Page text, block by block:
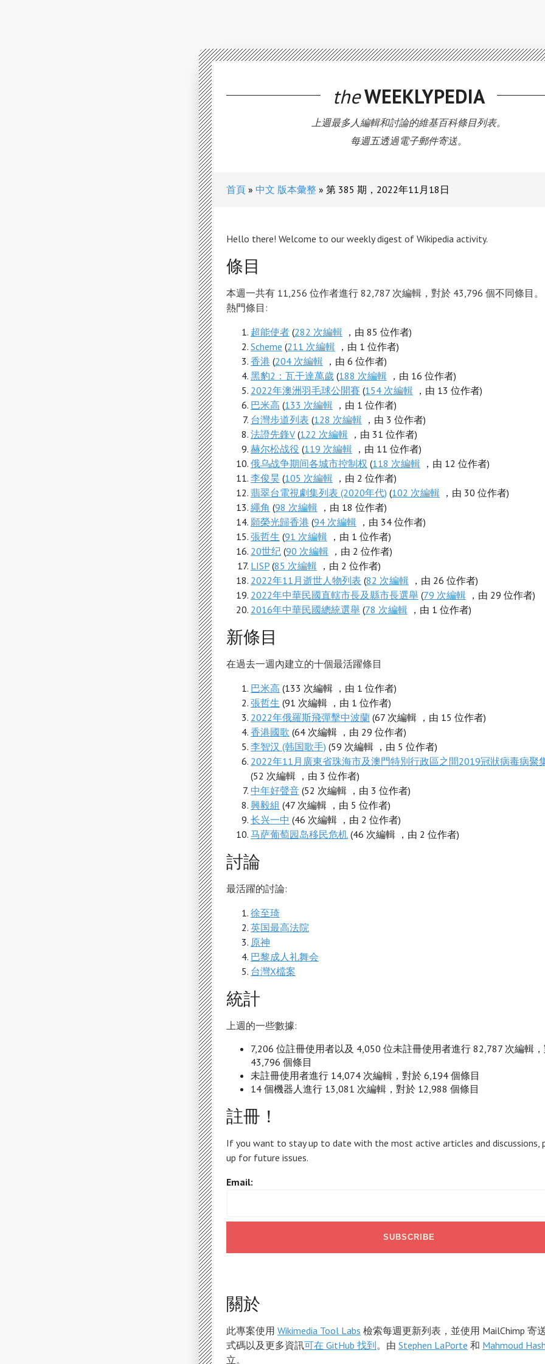
theWEEKLYPEDIA
上週最多人編輯和討論的維基百科條目列表。
每週五透過電子郵件寄送。
首頁 中文 版本彙整 第 385 期，2022年11月18日
Hello there! Welcome to our weekly digest of Wikipedia activity.
條目
本週一共有 11,256 位作者進行 82,787 次編輯，對於 43,796 個不同條目
熱門條目:
超能使者 (282 次編輯 ，由 85 位作者)
Scheme (211 次編輯 ，由 1 位作者)
香港 (204 次編輯 ，由 6 位作者)
黑豹2：瓦干達萬歲 (188 次編輯 ，由 16 位作者)
2022年澳洲羽毛球公開賽 (154 次編輯 ，由 13 位作者)
巴米高 (133 次編輯 ，由 1 位作者)
台灣步道列表 (128 次編輯 ，由 3 位作者)
法證先鋒V (122 次編輯 ，由 31 位作者)
赫尔松战役 (119 次編輯 ，由 11 位作者)
俄乌战争期间各城市控制权 (118 次編輯 ，由 12 位作者)
李俊昊 (105 次編輯 ，由 2 位作者)
翡翠台電視劇集列表 (2020年代) (102 次編輯 ，由 30 位作者)
繩角 (98 次編輯 ，由 18 位作者)
願榮光歸香港 (94 次編輯 ，由 34 位作者)
張哲生 (91 次編輯 ，由 1 位作者)
20世纪 (90 次編輯 ，由 2 位作者)
LISP (85 次編輯 ，由 2 位作者)
2022年11月逝世人物列表 (82 次編輯 ，由 26 位作者)
2022年中華民國直轄市長及縣市長選舉 (79 次編輯 ，由 29 位作者)
2016年中華民國總統選舉 (78 次編輯 ，由 1 位作者)
新條目
在過去一週內建立的十個最活躍條目
巴米高 (133 次編輯 ，由 1 位作者)
張哲生 (91 次編輯 ，由 1 位作者)
2022年俄羅斯飛彈擊中波蘭 (67 次編輯 ，由 15 位作者)
香港國歌 (64 次編輯 ，由 29 位作者)
李智汉 (韩国歌手) (59 次編輯 ，由 5 位作者)
2022年11月廣東省珠海市及澳門特別行政區之間2019冠狀病毒病聚
(52 次編輯 ，由 3 位作者)
中年好聲音 (52 次編輯 ，由 3 位作者)
興毅組 (47 次編輯 ，由 5 位作者)
长兴一中 (46 次編輯 ，由 2 位作者)
马萨葡萄园岛移民危机 (46 次編輯 ，由 2 位作者)
討論
最活躍的討論:
徐至琦
英国最高法院
原神
巴黎成人礼舞会
台灣X檔案
統計
上週的一些數據:
7,206 位註冊使用者以及 4,050 位未註冊使用者進行 82,787 次編輯
43,796 個條目
未註冊使用者進行 14,074 次編輯，對於 6,194 個條目
14 個機器人進行 13,081 次編輯，對於 12,988 個條目
註冊！
If you want to stay up to date with the most active articles and discussions,
up for future issues.
Email:
關於
此專案使用 Wikimedia Tool Labs 檢索每週更新列表，並使用 MailChimp 寄
式碼以及更多資訊可在 GitHub 找到。由 Stephen LaPorte 和 Mahmoud
立。